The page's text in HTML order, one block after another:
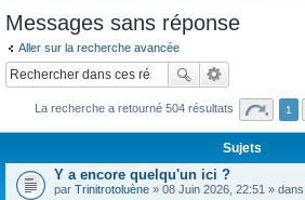
Messages sans réponse
Aller sur la recherche avancée
La recherche a retourné 504 résultats 1
Sujets
Y a encore quelqu'un ici ?
par Trinitrotoluène » 08 Juin 2026, 22:51 » dans